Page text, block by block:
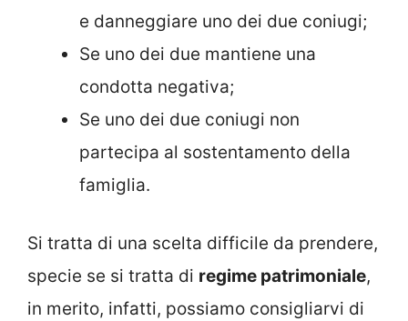
e danneggiare uno dei due coniugi;
Se uno dei due mantiene una
condotta negativa;
Se uno dei due coniugi non
partecipa al sostentamento della
famiglia.
Si tratta di una scelta difficile da prendere,
specie se si tratta di regime patrimoniale,
in merito, infatti, possiamo consigliarvi di